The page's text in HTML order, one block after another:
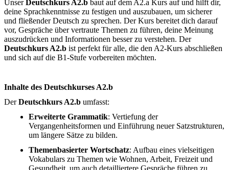
UnserDeutschkurs A2.b baut auf dem A2.a Kurs auf und hilft dir,
deine Sprachkenntnisse zu festigen und auszubauen, um sicherer
und fließender Deutsch zu sprechen. Der Kurs bereitet dich darauf
vor, Gespräche über vertraute Themen zu führen, deine Meinung
auszudrücken und Informationen besser zu verstehen. Der
Deutschkurs A2.b ist perfekt für alle, die den A2-Kurs abschließen
und sich auf die B1-Stufe vorbereiten möchten.
Inhalte des Deutschkurses A2.b
DerDeutschkurs A2.b umfasst:
Erweiterte Grammatik: Vertiefung der
Vergangenheitsformen und Einführung neuer Satzstrukturen,
um längere Sätze zu bilden.
Themenbasierter Wortschatz: Aufbau eines vielseitigen
Vokabulars zu Themen wie Wohnen, Arbeit, Freizeit und
Gesundheit, um auch detailliertere Gespräche führen zu